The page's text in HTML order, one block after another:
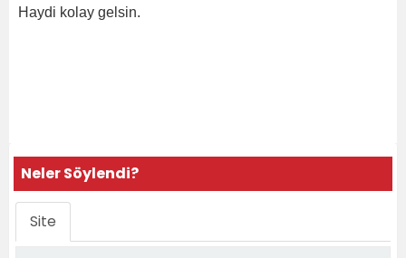
Haydi kolay gelsin.
Neler Söylendi?
Site